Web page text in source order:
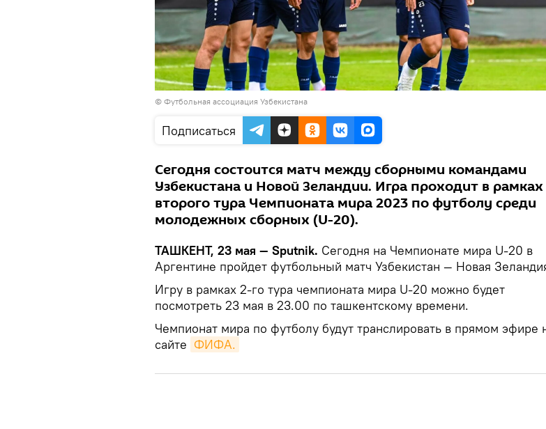
© Футбольная ассоциация Узбекистана
Подписаться
Сегодня состоится матч между сборными командами
Узбекистана и Новой Зеландии. Игра проходит в рамках
второго тура Чемпионата мира 2023 по футболу среди
молодежных сборных (U-20).
ТАШКЕНТ, 23 мая — Sputnik. Сегодня на Чемпионате мира U-20 в
Аргентине пройдет футбольный матч Узбекистан — Новая
Игру в рамках 2-го тура чемпионата мира U-20 можно будет
посмотреть 23 мая в 23.00 по ташкентскому времени.
Чемпионат мира по футболу будут транслировать в прямом эфире
сайте ФИФА.